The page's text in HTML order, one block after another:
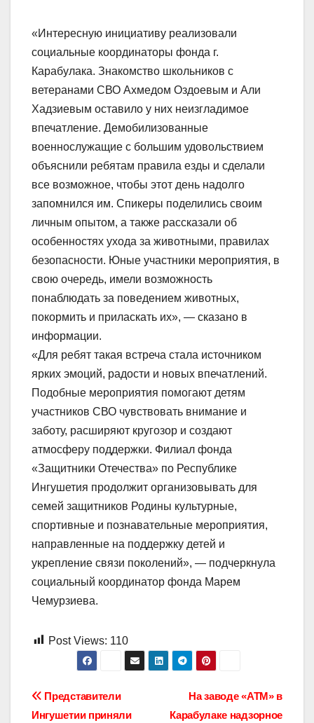
«Интересную инициативу реализовали
социальные координаторы фонда г.
Карабулака. Знакомство школьников с
ветеранами СВО Ахмедом Оздоевым и Али
Хадзиевым оставило у них неизгладимое
впечатление. Демобилизованные
военнослужащие с большим удовольствием
объяснили ребятам правила езды и сделали
все возможное, чтобы этот день надолго
запомнился им. Спикеры поделились своим
личным опытом, а также рассказали об
особенностях ухода за животными, правилах
безопасности. Юные участники мероприятия, в
свою очередь, имели возможность
понаблюдать за поведением животных,
покормить и приласкать их», — сказано в
информации.
«Для ребят такая встреча стала источником
ярких эмоций, радости и новых впечатлений.
Подобные мероприятия помогают детям
участников СВО чувствовать внимание и
заботу, расширяют кругозор и создают
атмосферу поддержки. Филиал фонда
«Защитники Отечества» по Республике
Ингушетия продолжит организовывать для
семей защитников Родины культурные,
спортивные и познавательные мероприятия,
направленные на поддержку детей и
укрепление связи поколений», — подчеркнула
социальный координатор фонда Марем
Чемурзиева.
Post Views: 110
Навигация
На заводе «АТМ» в
Карабулаке надзорное
Представители
Ингушетии приняли